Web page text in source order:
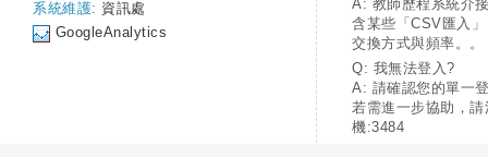
系統維護: 資訊處
GoogleAnalytics
A: 教師歷程系統介
含某些「CSV匯入
交換方式與頻率。。
Q: 我無法登入?
A: 請確認您的單一
若需進一步協助，
機:3484